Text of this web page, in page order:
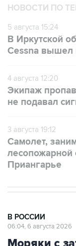
НОВОСТИ ПО
5 августа 15:24
В Иркутской
Cessna вышел
4 августа 12:20
Экипаж
не подавал
3 августа 19:12
Самолет,
лесопожарной
Приангарье
В РОССИИ
06:04, 6 августа 2026